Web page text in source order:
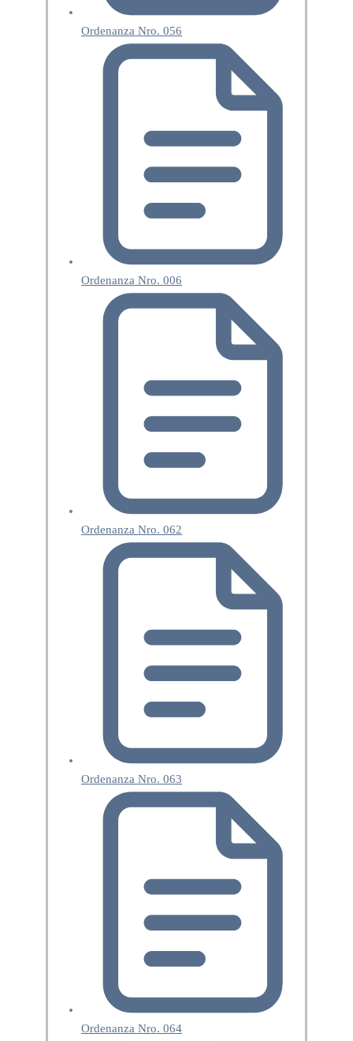
Ordenanza Nro. 056
Ordenanza Nro. 006
Ordenanza Nro. 062
Ordenanza Nro. 063
Ordenanza Nro. 064